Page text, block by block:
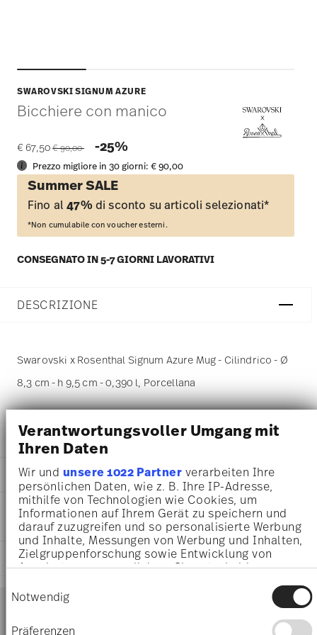
Verantwortungsvoller Umgang mit
Ihren Daten
Wir und unsere 1022 Partnerverarbeiten Ihre
persönlichen Daten, wie z. B. Ihre IP-Adresse,
mithilfe von Technologien wie Cookies, um
Informationen auf Ihrem Gerät zu speichern und
darauf zuzugreifen und so personalisierte Werbung
und Inhalte, Messungen von Werbung und Inhalten,
Zielgruppenforschung sowie Entwicklung von
Angeboten zu ermöglichen. Sie entscheiden
Sie können Ihre Einwilligung jederzeit über die
Cookie-Erklärung oder durch Klicken auf das
Privacy Trigger Symbol ändern oder widerrufen
Notwendig
Präferenzen
SWAROVSKI SIGNUM AZURE
Bicchiere con manico
€ 67,50 Price reduced from
€ 90,00 -25%
Prezzo migliore in 30 giorni:€ 90,00
Summer SALE
Fino al47%di sconto su articoli selezionati*
*Non cumulabile con voucher esterni.
CONSEGNATO IN 5-7 GIORNI LAVORATIVI
DESCRIZIONE
Swarovski x Rosenthal Signum Azure Mug - Cilindrico - Ø
8,3 cm - h 9,5 cm - 0,390 l, Porcellana
DETTAGLI
Swarovski x Rosenthal
Swarovski SIGNUM
Azure
Porcellana
Azure
10570-426351-15505
9009656484777
DE
DIMENSIONI
8,30 cm
11,20 cm
8,30 cm
9,50 cm
0.39 l
INFORMAZIONI SU CURA E
SICUREZZA
SPEDIZIONE E RESI
Footer
Services